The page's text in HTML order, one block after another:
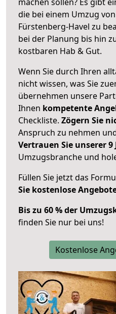
die bei einem Umzug
Fürstenberg-Havel zu
bei der Planung bis hin
kostbaren Hab & Gut.
Wenn Sie durch Ihren
nicht wissen, was Sie
übernehmen unsere
Ihnen kompetente
Checkliste. Zögern Sie
Anspruch zu nehmen
Vertrauen Sie unserer
Umzugsbranche und
Füllen Sie jetzt das
Sie kostenlose
Bis zu 60 % der
finden Sie nur bei uns!
Kostenlose